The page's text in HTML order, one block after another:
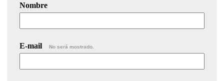
Nombre
E-mail No será mostrado.